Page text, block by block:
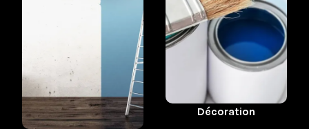
Décoration